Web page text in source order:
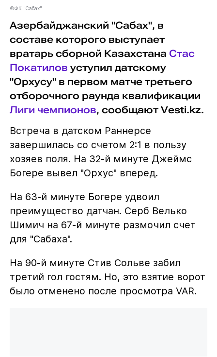
©ФК "Сабах"
Азербайджанский "Сабах", в
составе которого выступает
вратарь сборной Казахстана Стас
Покатилов уступил датскому
"Орхусу" в первом матче третьего
отборочного раунда квалификации
Лиги чемпионов, сообщают Vesti.kz.
Встреча в датском Раннерсе
завершилась со счетом 2:1 в пользу
хозяев поля. На 32-й минуте Джеймс
Богере вывел "Орхус" вперед.
На 63-й минуте Богере удвоил
преимущество датчан. Серб Велько
Шимич на 67-й минуте размочил счет
для "Сабаха".
На 90-й минуте Стив Сольве забил
третий гол гостям. Но, это взятие ворот
было отменено после просмотра VAR.